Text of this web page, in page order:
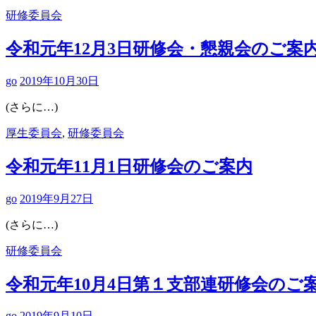
研修委員会
令和元年12月3日研修会・懇親会のご案
go 2019年10月30日
(さらに…)
厚生委員会, 研修委員会
令和元年11月1日研修会のご案内
go 2019年9月27日
(さらに…)
研修委員会
令和元年10月4日第１支部連研修会のご